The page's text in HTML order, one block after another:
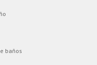
baños